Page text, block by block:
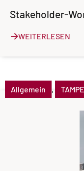
Stakeholder-
WEITERLESEN
Allgemein ,